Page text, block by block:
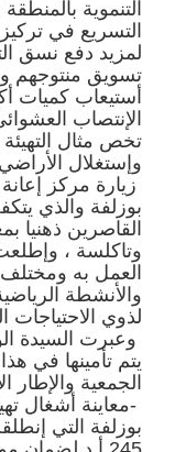
التنموية
التسريع في
لمزيد دفع نسق
تسويق منتوجهم
أستيعاب كميات
الإنتصاب
تخص مثال
وإستغلال
زيارة مركز
بوزلفة والذي
القاصرين ذهنيا
وتاكلسة ،
العمل به ومختلف
والأنشطة
لذوي
وعبرت السيدة
يتم تأمينها في
الجمعية والإطار
-معاينة أشغال